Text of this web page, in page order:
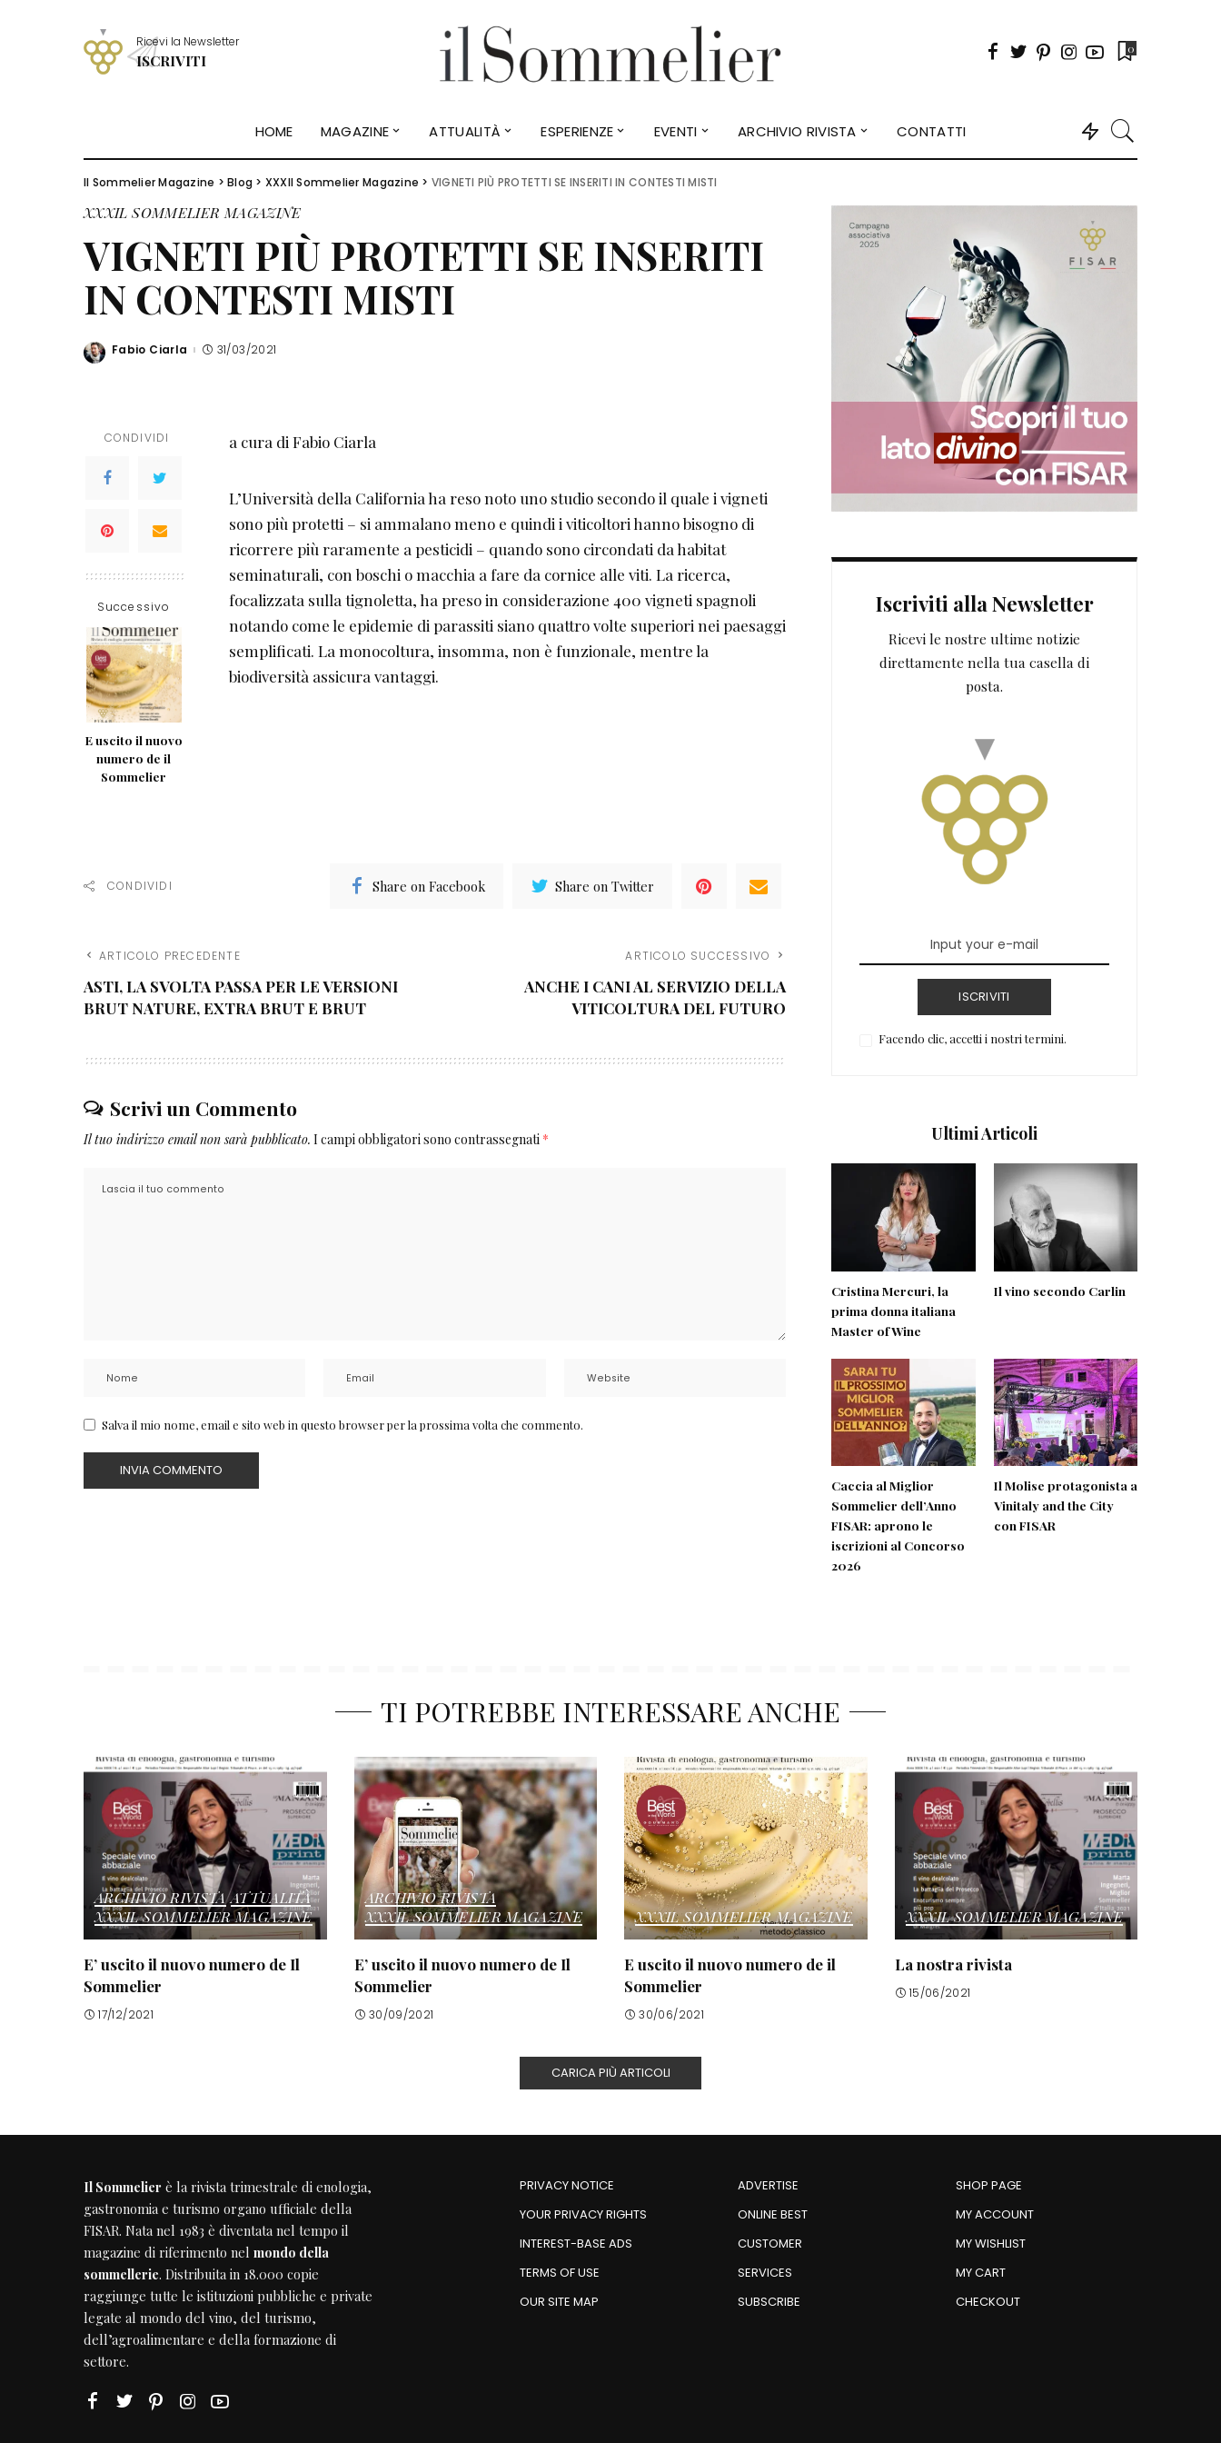
Ricevi la Newsletter
ISCRIVITI
0
HOME MAGAZINE ATTUALITÀ ESPERIENZE EVENTI ARCHIVIO RIVISTA CONTATTI
Il Sommelier Magazine >Blog > XXXIl Sommelier Magazine > VIGNETI PIÙ PROTETTI SE INSERITI IN CONTESTI MISTI
XXXIL SOMMELIER MAGAZINE
VIGNETI PIÙ PROTETTI SE INSERITI
IN CONTESTI MISTI
Posted
Fabio Ciarla 31/03/2021
CONDIVIDI
Successivo
E uscito il nuovo
numero de il
Sommelier
a cura di Fabio Ciarla
L’Università della California ha reso noto uno studio secondo il quale i vigneti
sono più protetti – si ammalano meno e quindi i viticoltori hanno bisogno di
ricorrere più raramente a pesticidi – quando sono circondati da habitat
seminaturali, con boschi o macchia a fare da cornice alle viti. La ricerca,
focalizzata sulla tignoletta, ha preso in considerazione 400 vigneti spagnoli
notando come le epidemie di parassiti siano quattro volte superiori nei paesaggi
semplificati. La monocoltura, insomma, non è funzionale, mentre la
biodiversità assicura vantaggi.
CONDIVIDI Share on Facebook Share on Twitter
ARTICOLO PRECEDENTE
ASTI, LA SVOLTA PASSA PER LE VERSIONI
BRUT NATURE, EXTRA BRUT E BRUT
ARTICOLO SUCCESSIVO
ANCHE I CANI AL SERVIZIO DELLA
VITICOLTURA DEL FUTURO
Scrivi un Commento
Il tuo indirizzo email non sarà pubblicato. I campi obbligatori sono contrassegnati *
Salva il mio nome, email e sito web in questo browser per la prossima volta che commento.
Iscriviti alla Newsletter
Ricevi le nostre ultime notizie
direttamente nella tua casella di
posta.
ISCRIVITI
Facendo clic, accetti i nostri termini.
Ultimi Articoli
Cristina Mercuri, la
prima donna italiana
Master of Wine
Il vino secondo Carlin
Caccia al Miglior
Sommelier dell’Anno
FISAR: aprono le
iscrizioni al Concorso
2026
Il Molise protagonista a
Vinitaly and the City
con FISAR
TI POTREBBE INTERESSARE ANCHE
ARCHIVIO RIVISTA ATTUALITÀ
XXXIL SOMMELIER MAGAZINE
E’ uscito il nuovo numero de Il
Sommelier
17/12/2021
ARCHIVIO RIVISTA
XXXIL SOMMELIER MAGAZINE
E’ uscito il nuovo numero de Il
Sommelier
30/09/2021
XXXIL SOMMELIER MAGAZINE
E uscito il nuovo numero de il
Sommelier
30/06/2021
XXXIL SOMMELIER MAGAZINE
La nostra rivista
15/06/2021
CARICA PIÙ ARTICOLI
Il Sommelier è la rivista trimestrale di enologia,
gastronomia e turismo organo ufficiale della
FISAR. Nata nel 1983 è diventata nel tempo il
magazine di riferimento nel mondo della
sommellerie. Distribuita in 18.000 copie
raggiunge tutte le istituzioni pubbliche e private
legate al mondo del vino, del turismo,
dell’agroalimentare e della formazione di
settore.
PRIVACY NOTICE
YOUR PRIVACY RIGHTS
INTEREST-BASE ADS
TERMS OF USE
OUR SITE MAP
ADVERTISE
ONLINE BEST
CUSTOMER
SERVICES
SUBSCRIBE
SHOP PAGE
MY ACCOUNT
MY WISHLIST
MY CART
CHECKOUT